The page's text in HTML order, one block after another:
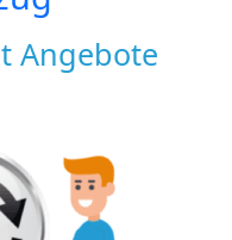
Angebote